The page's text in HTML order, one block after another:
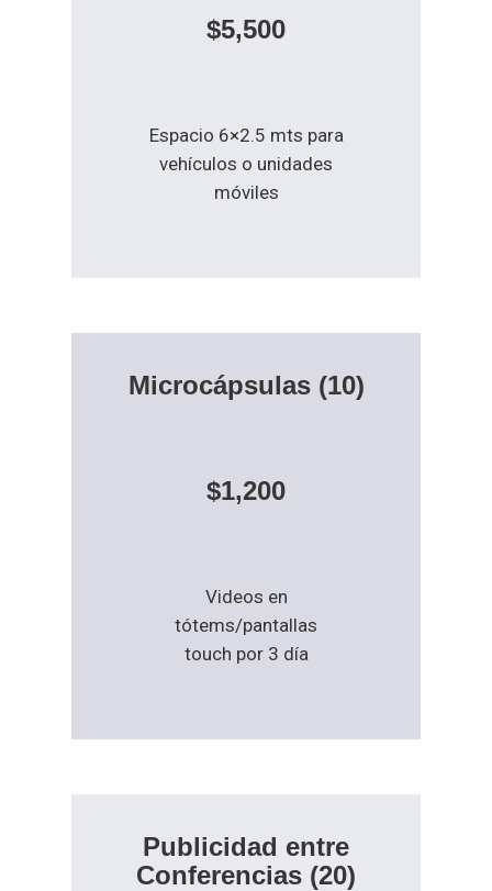
$5,500
Espacio 6×2.5 mts para
vehículos o unidades
móviles
Microcápsulas(10)
$1,200
Videos en
tótems/pantallas
touch por 3 día
Publicidad entre
Conferencias (20)